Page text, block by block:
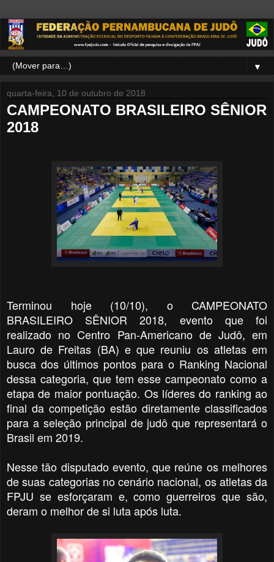
▼
quarta-feira, 10 de outubro de 2018
CAMPEONATO BRASILEIRO SÊNIOR
2018
Terminou hoje (10/10), o CAMPEONATO
BRASILEIRO SÊNIOR 2018, evento que foi
realizado no Centro Pan-Americano de Judô, em
Lauro de Freitas (BA) e que reuniu os atletas em
busca dos últimos pontos para o Ranking Nacional
dessa categoria, que tem esse campeonato como a
etapa de maior pontuação. Os líderes do ranking ao
final da competição estão diretamente classificados
para a seleção principal de judô que representará o
Brasil em 2019.
Nesse tão disputado evento, que reúne os melhores
de suas categorias no cenário nacional, os atletas da
FPJU se esforçaram e, como guerreiros que são,
deram o melhor de si luta após luta.